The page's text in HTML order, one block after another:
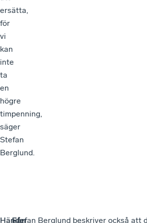
ersätta,
för
vi
kan
inte
ta
en
högre
timpenning,
säger
Stefan
Berglund.
Händer
–
Får
–
Stefan Berglund beskriver också att